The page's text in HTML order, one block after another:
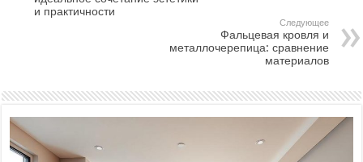
и практичности
Следующее
Фальцевая кровля и
металлочерепица: сравнение
материалов